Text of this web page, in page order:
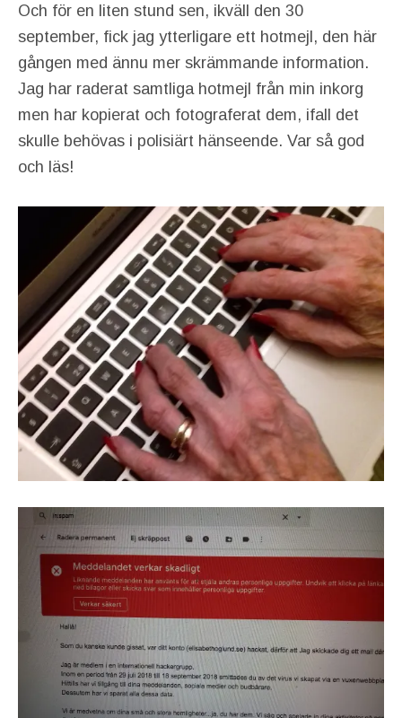
Och för en liten stund sen, ikväll den 30
september, fick jag ytterligare ett hotmejl, den här
gången med ännu mer skrämmande information.
Jag har raderat samtliga hotmejl från min inkorg
men har kopierat och fotograferat dem, ifall det
skulle behövas i polisiärt hänseende. Var så god
och läs!